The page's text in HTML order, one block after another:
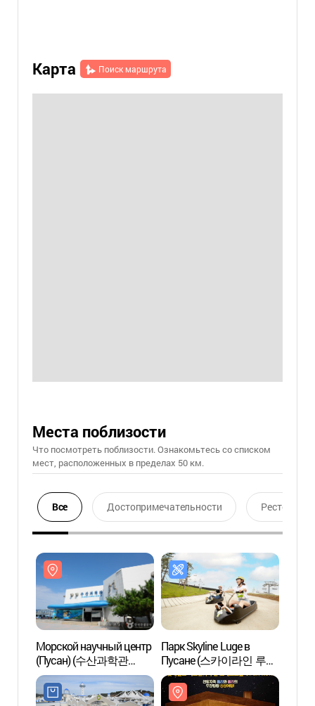
Карта Поиск маршрута
Места поблизости
Что посмотреть поблизости. Ознакомьтесь со списком
мест, расположенных в пределах 50 км.
Все Достопримечательности Ресторан
Морской научный центр
(Пусан) (수산과학관
(부산))
Парк Skyline Luge в
Пусане (스카이라인 루지
(부산))